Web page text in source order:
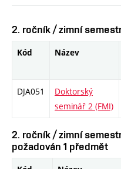
2. ročník / zimní
Kód Název
DJA051
Doktorský
seminář 2 (FMI)
2. ročník / zimní
požadován 1 předmět